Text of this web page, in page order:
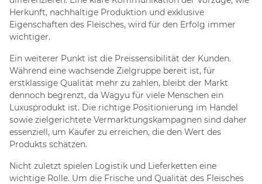
Herkunft, nachhaltige Produktion und exklusive
Eigenschaften des Fleisches, wird für den Erfolg immer
wichtiger.
Ein weiterer Punkt ist die Preissensibilität der Kunden.
Während eine wachsende Zielgruppe bereit ist, für
erstklassige Qualität mehr zu zahlen, bleibt der Markt
dennoch begrenzt, da Wagyu für viele Menschen ein
Luxusprodukt ist. Die richtige Positionierung im Handel
sowie zielgerichtete Vermarktungskampagnen sind daher
essenziell, um Käufer zu erreichen, die den Wert des
Produkts schätzen.
Nicht zuletzt spielen Logistik und Lieferketten eine
wichtige Rolle. Um die Frische und Qualität des Fleisches